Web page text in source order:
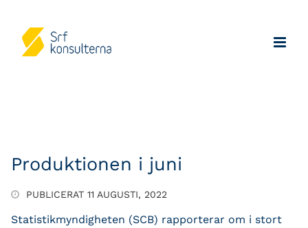
Produktionen i juni
PUBLICERAT 11 AUGUSTI, 2022
Statistikmyndigheten (SCB) rapporterar om i stort